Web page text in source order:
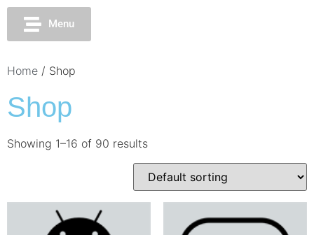
Menu
Home / Shop
Shop
Showing 1–16 of 90 results